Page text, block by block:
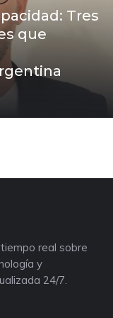
Tres
que
real sobre
y
24/7.